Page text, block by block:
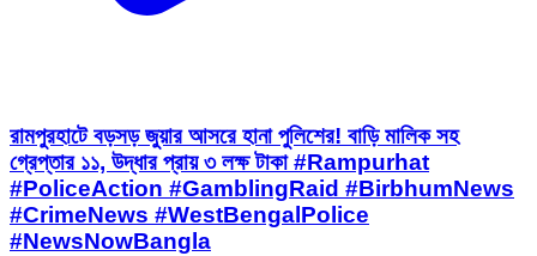
রামপুরহাটে বড়সড় জুয়ার আসরে হানা পুলিশের! বাড়ি মালিক সহ
গ্রেপ্তার ১১, উদ্ধার প্রায় ৩ লক্ষ টাকা #Rampurhat
#PoliceAction #GamblingRaid #BirbhumNews
#CrimeNews #WestBengalPolice
#NewsNowBangla